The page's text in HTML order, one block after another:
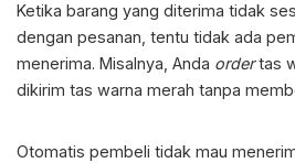
Ketika barang yang diterima tidak
dengan pesanan, tentu tidak ada
menerima. Misalnya, Anda ordertas
dikirim tas warna merah tanpa
Otomatis pembeli tidak mau